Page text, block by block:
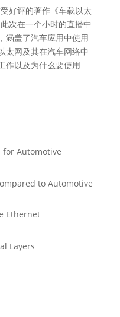
好评的著作《车载以太
次在一个小时的直播中
涵盖了汽车应用中使用
太网及其在汽车网络中
作以及为什么要使用
Automotive
to Automotive
Ethernet
Layers